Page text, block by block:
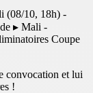
(08/10, 18h) -
▸ Mali -
Coupe
convocation et lui
!